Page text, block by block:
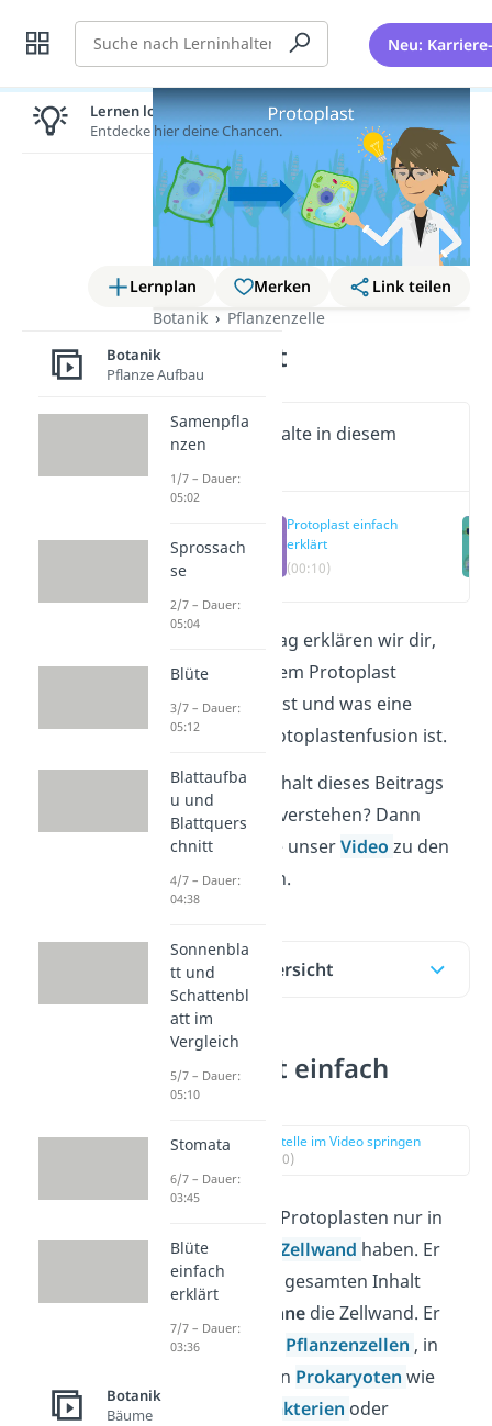
Suche Neu:
Lernplan Merken
Link teilen
Botanik
Pflanzenzelle
Protoplast
Wichtige Inhalte in diesem
Protoplast einfach
erklärt
(00:10)
In diesem Beitrag erklären wir dir,
was du unter dem Protoplast
verstehen kannst und was eine
sogenannte Protoplastenfusion ist.
Du willst den Inhalt dieses Beitrags
noch schneller verstehen? Dann
schau dir gerne unserVideozu den
Protoplasten an.
Inhaltsübersicht
Protoplast einfach
erklärt
zur Stelle im Video springen
(00:10)
Du findest den Protoplasten nur in
Zellen, die eine Zellwand haben. Er
bezeichnet den gesamten Inhalt
ohne die Zellwand. Er
liegt also nur in Pflanzenzellen , in
und in Prokaryotenwie
zum Beispiel
Bakterien oder
Lernen lohnt sich!
Entdecke hier deine Chancen.
Botanik
Pflanze Aufbau
Samenpfla
nzen
1/7 – Dauer:
05:02
Sprossach
se
2/7 – Dauer:
05:04
Blüte
3/7 – Dauer:
05:12
Blattaufba
u und
Blattquers
chnitt
4/7 – Dauer:
04:38
Sonnenbla
tt und
Schattenbl
att im
Vergleich
5/7 – Dauer:
05:10
Stomata
6/7 – Dauer:
03:45
Blüte
einfach
erklärt
7/7 – Dauer:
03:36
Botanik
Bäume